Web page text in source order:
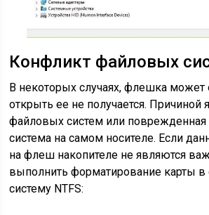
Конфликт файловых
В некоторых случаях, флешка может
открыть ее не получается. Причиной
файловых систем или поврежденная
система на самом носителе. Если
на флеш накопителе не являются
выполнить форматирование карты
систему NTFS: